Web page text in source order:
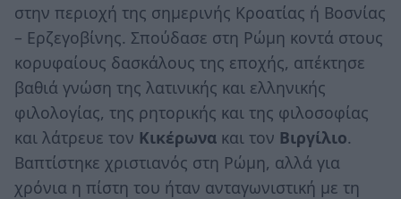
στην περιοχή της σημερινής Κροατίας ή Βοσνίας
– Ερζεγοβίνης. Σπούδασε στη Ρώμη κοντά στους
κορυφαίους δασκάλους της εποχής, απέκτησε
βαθιά γνώση της λατινικής και ελληνικής
φιλολογίας, της ρητορικής και της φιλοσοφίας
και λάτρευε τον Κικέρωνα και τον Βιργίλιο.
Βαπτίστηκε χριστιανός στη Ρώμη, αλλά για
χρόνια η πίστη του ήταν ανταγωνιστική με τη